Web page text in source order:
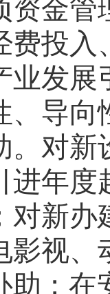
资金
费投
业发展
、导
。对
进年
对新办
影视
助；在